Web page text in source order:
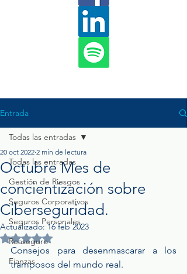
Entrada
Todas las entradas
Gestión de Riesgos
Seguros Corporativos
Seguros Personales
Reaseguro
Fianzas
Todas las entradas
Octubre Mes de
concientización sobre
Ciberseguridad.
20 oct 2022 2 min de lectura
Actualizado:16 feb 2023
Obtuvo NaN de 5 estrellas.
Consejos para desenmascarar a los
tramposos del mundo real.